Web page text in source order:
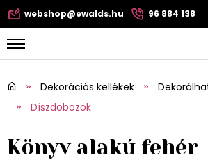
webshop@ewalds.hu 96 884 138
Dekorációs kellékek
Díszdobozok
Könyv alakú fehér